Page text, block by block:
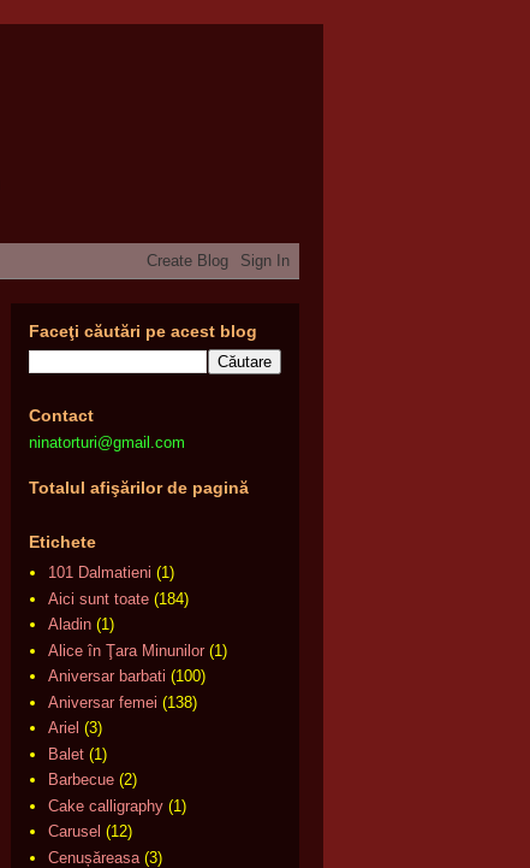
Faceţi căutări pe acest blog
Contact
ninatorturi@gmail.com
Totalul afişărilor de pagină
Etichete
101 Dalmatieni (1)
Aici sunt toate (184)
Aladin (1)
Alice în Ţara Minunilor (1)
Aniversar barbati (100)
Aniversar femei (138)
Ariel (3)
Balet (1)
Barbecue (2)
Cake calligraphy (1)
Carusel (12)
Cenușăreasa (3)